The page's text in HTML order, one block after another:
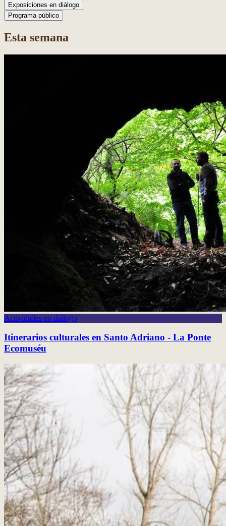
Exposiciones en diálogo
Programa público
Esta semana
Actividades en diálogo
Itinerarios culturales en Santo Adriano - La Ponte
Ecomuséu